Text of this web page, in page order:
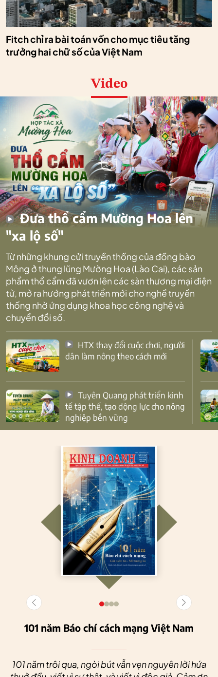
Fitch chỉ ra bài toán vốn cho mục tiêu tăng
trưởng hai chữ số của Việt Nam
Video
Đưa thổ cẩm Mường Hoa lên
"xa lộ số"
Từ những khung cửi truyền thống của đồng bào
Mông ở thung lũng Mường Hoa (Lào Cai), các sản
phẩm thổ cẩm đã vươn lên các sàn thương mại điện
tử, mở ra hướng phát triển mới cho nghề truyền
thống nhờ ứng dụng khoa học công nghệ và
chuyển đổi số.
dân làm nông theo cách mới
tế tập thể, tạo động lực cho nông
nghiệp bền vững
101 năm Báo chí cách mạng Việt Nam
101 năm trôi qua, ngòi bút vẫn vẹn nguyên lời hứa